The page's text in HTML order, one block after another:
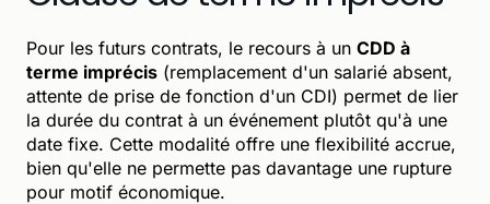
Pour les futurs contrats, le recours à un CDD à
terme imprécis (remplacement d'un salarié absent,
attente de prise de fonction d'un CDI) permet de lier
la durée du contrat à un événement plutôt qu'à une
date fixe. Cette modalité offre une flexibilité accrue,
bien qu'elle ne permette pas davantage une rupture
pour motif économique.